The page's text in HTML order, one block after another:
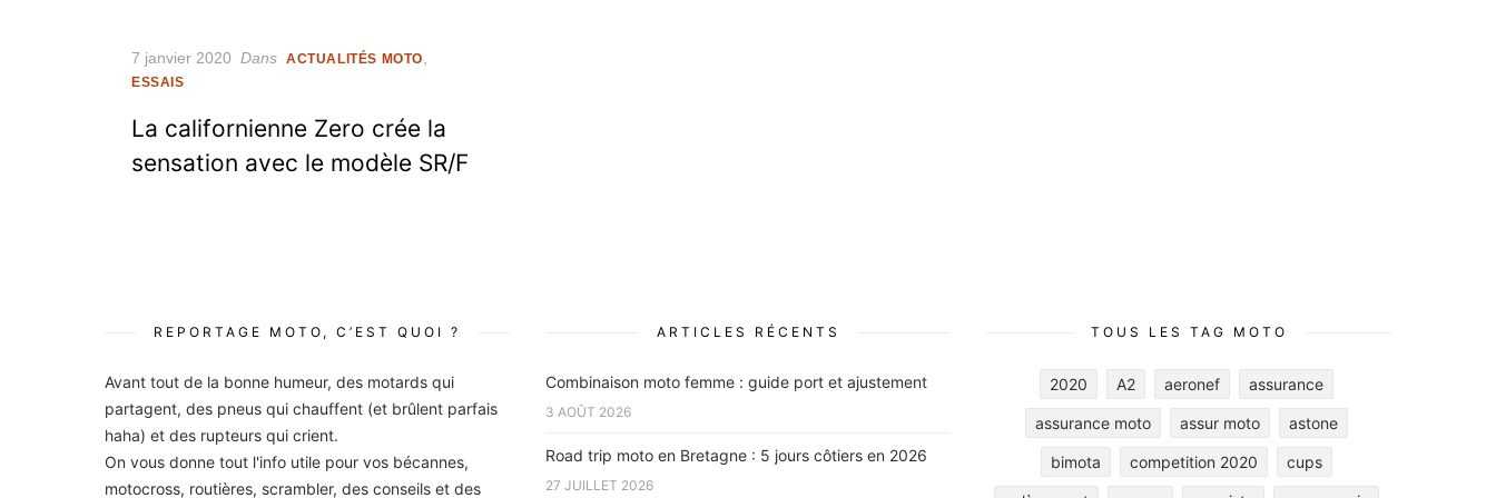
Posted
on
7 janvier 2020 Dans ACTUALITÉS MOTO
ESSAIS
La californienne Zero crée la
sensation avec le modèle SR/F
REPORTAGE MOTO, C’EST QUOI ?
Avant tout de la bonne humeur, des motards qui
partagent, des pneus qui chauffent (et brûlent parfais
haha) et des rupteurs qui crient.
On vous donne tout l'info utile pour vos bécannes,
motocross, routières, scrambler, des conseils et des
ARTICLES RÉCENTS
Combinaison moto femme : guide port et ajustement
3 AOÛT 2026
Road trip moto en Bretagne : 5 jours côtiers en 2026
27 JUILLET 2026
TOUS LES TAG MOTO
2020 A2 aeronef assurance
assurance moto assur moto astone
bimota competition 2020 cups